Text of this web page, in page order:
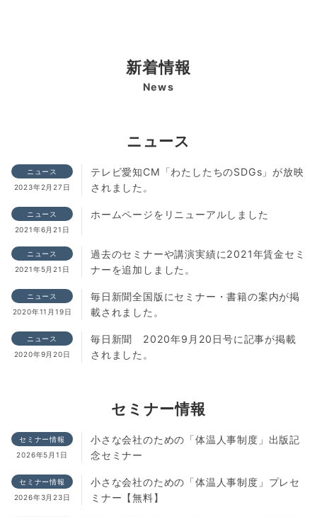
新着情報
News
ニュース
ニュース
2023年2月27日
テレビ愛知CM「わたしたちのSDGs」が放映
されました。
ニュース
2021年6月21日
ホームページをリニューアルしました
ニュース
2021年5月21日
過去のセミナーや講演実績に2021年賃金セミ
ナーを追加しました。
ニュース
2020年11月19日
毎日新聞全国版にセミナー・書籍の案内が掲
載されました。
ニュース
2020年9月20日
毎日新聞 2020年9月20日号に記事が掲載
されました。
セミナー情報
セミナー情報
2026年5月1日
小さな会社のための「体温人事制度」出版記
念セミナー
セミナー情報
2026年3月23日
小さな会社のための「体温人事制度」プレセ
ミナー【無料】